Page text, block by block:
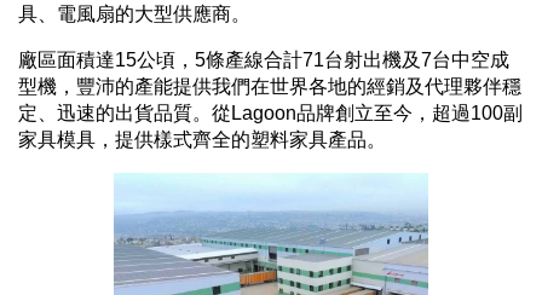
具、電風扇的大型供應商。
廠區面積達15公頃，5條產線合計71台射出機及7台中空成
型機，豐沛的產能提供我們在世界各地的經銷及代理夥伴穩
定、迅速的出貨品質。從Lagoon品牌創立至今，超過100副
家具模具，提供樣式齊全的塑料家具產品。